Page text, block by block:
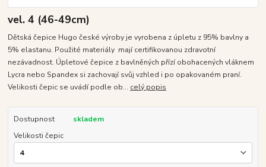
vel. 4 (46-49cm)
Dětská čepice Hugo české výroby je vyrobena z úpletu z 95% bavlny a
5% elastanu. Použité materiály mají certifikovanou zdravotní
nezávadnost. Úpletové čepice z bavlněných přízí obohacených vláknem
Lycra nebo Spandex si zachovají svůj vzhled i po opakovaném praní.
Velikosti čepic se uvádí podle ob... celý popis
Dostupnost
skladem
Velikosti čepic